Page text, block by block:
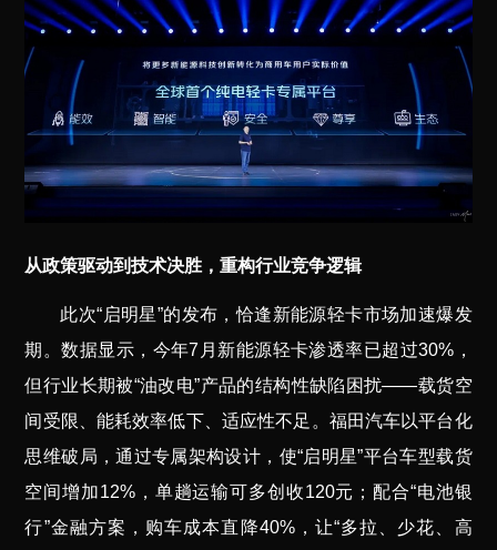
从政策驱动到技术决胜，重构行业竞争逻辑
此次“启明星”的发布，恰逢新能源轻卡市场加速爆发
期。数据显示，今年7月新能源轻卡渗透率已超过30%，
但行业长期被“油改电”产品的结构性缺陷困扰——载货空
间受限、能耗效率低下、适应性不足。福田汽车以平台化
思维破局，通过专属架构设计，使“启明星”平台车型载货
空间增加12%，单趟运输可多创收120元；配合“电池银
行”金融方案，购车成本直降40%，让“多拉、少花、高